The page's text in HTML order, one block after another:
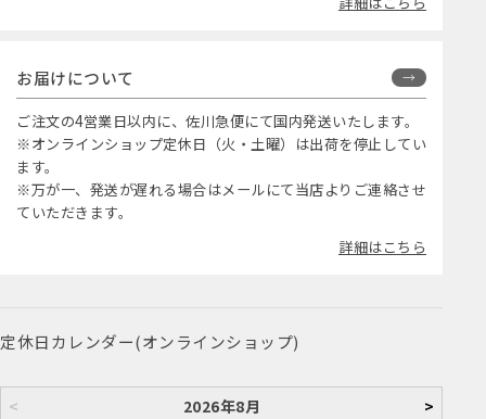
お届けについて
ご注文の4営業日以内に、佐川急便にて国内発送いたします。
※オンラインショップ定休日（火・土曜）は出荷を停止してい
ます。
※万が一、発送が遅れる場合はメールにて当店よりご連絡させ
ていただきます。
詳細はこちら
定休日カレンダー(オンラインショップ)
< 2026年8月 >